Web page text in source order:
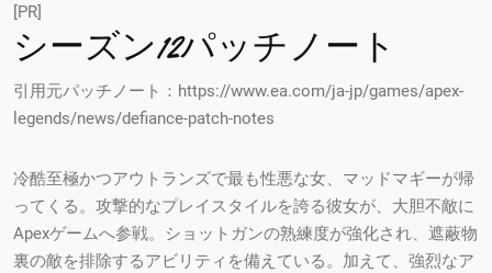
[PR]
シーズン12パッチノート
引用元パッチノート：https://www.ea.com/ja-jp/games/apex-
legends/news/defiance-patch-notes
冷酷至極かつアウトランズで最も性悪な女、マッドマギーが帰
ってくる。攻撃的なプレイスタイルを誇る彼女が、大胆不敵に
Apexゲームへ参戦。ショットガンの熟練度が強化され、遮蔽物
裏の敵を排除するアビリティを備えている。加えて、強烈なア